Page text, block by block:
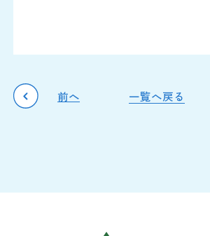
前へ 一覧へ戻る